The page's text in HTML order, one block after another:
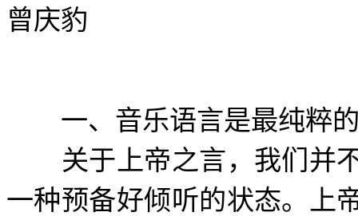
曾庆豹
一、音乐语言是最纯粹
关于上帝之言，我们并不
一种预备好倾听的状态。上